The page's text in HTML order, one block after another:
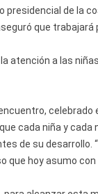
presidencial de la
que
atención a las
celebrado
cada niña y cada
de su desarrollo.
que hoy asumo